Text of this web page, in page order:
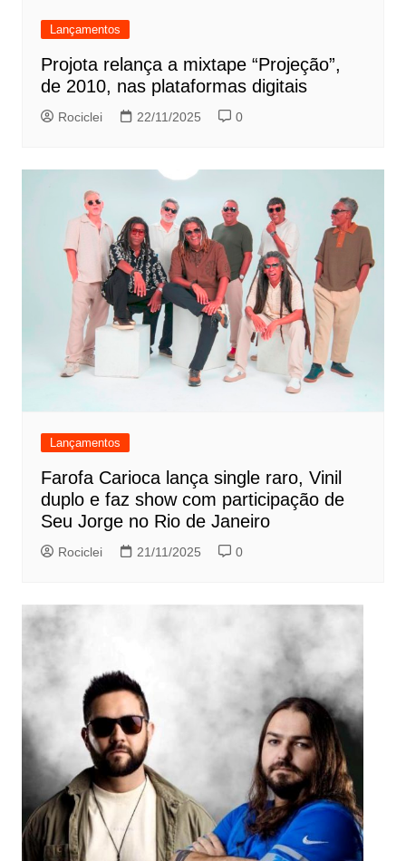
Lançamentos
Projota relança a mixtape “Projeção”,
de 2010, nas plataformas digitais
Rociclei 22/11/2025 0
Lançamentos
Farofa Carioca lança single raro, Vinil
duplo e faz show com participação de
Seu Jorge no Rio de Janeiro
Rociclei 21/11/2025 0